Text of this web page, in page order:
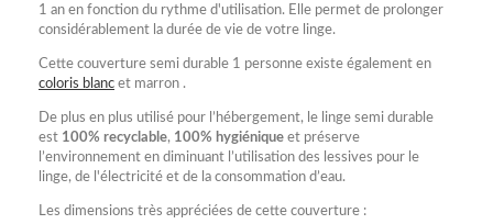
1 an en fonction du rythme d'utilisation. Elle permet de prolonger
considérablement la durée de vie de votre linge.
Cette couverture semi durable 1 personne existe également en
coloris blanc et marron .
De plus en plus utilisé pour l’hébergement, le linge semi durable
est 100% recyclable, 100% hygiénique et préserve
l’environnement en diminuant l’utilisation des lessives pour le
linge, de l'électricité et de la consommation d’eau.
Les dimensions très appréciées de cette couverture :